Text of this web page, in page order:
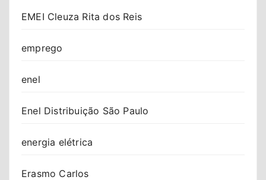
EMEI Cleuza Rita dos Reis
emprego
enel
Enel Distribuição São Paulo
energia elétrica
Erasmo Carlos